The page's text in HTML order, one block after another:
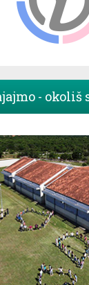
- okoliš